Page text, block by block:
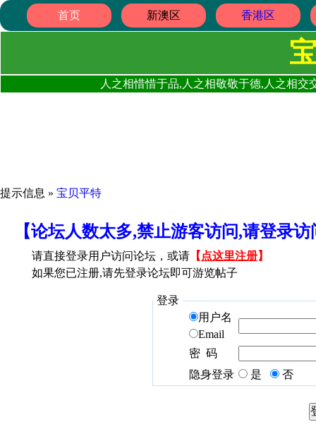
首页 新澳区 香港区
人之相惜惜于品,人之相敬敬于德,人之相
提示信息 » 宝贝平特
【论坛人数太多,禁止游客访问,请登录
请直接登录用户访问论坛，或请 【 点这里注册】
如果您已注册,请先登录论坛即可游览帖子
登录
用户名
Email
密 码
隐身登录
是 否